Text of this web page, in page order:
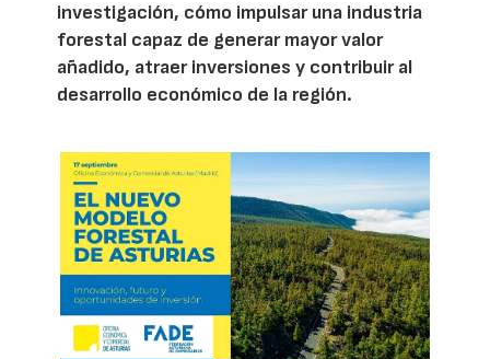
investigación, cómo impulsar una industria
forestal capaz de generar mayor valor
añadido, atraer inversiones y contribuir al
desarrollo económico de la región.